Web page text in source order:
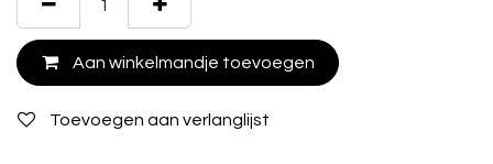
Aan winkelmandje toevoegen
Toevoegen aan verlanglijst